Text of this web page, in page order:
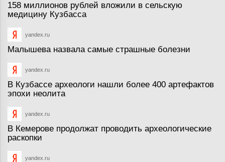
158 миллионов рублей вложили в сельскую
медицину Кузбасса
yandex.ru
Малышева назвала самые страшные болезни
yandex.ru
В Кузбассе археологи нашли более 400 артефактов
эпохи неолита
yandex.ru
В Кемерове продолжат проводить археологические
раскопки
yandex.ru